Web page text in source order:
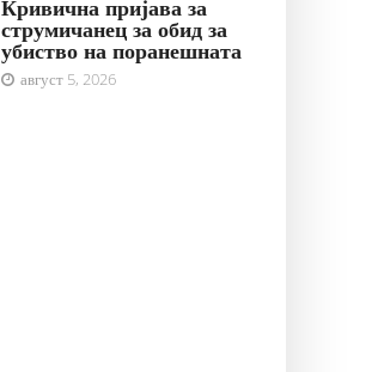
Кривична пријава за
струмичанец за обид за
убиство на поранешната
август 5, 2026